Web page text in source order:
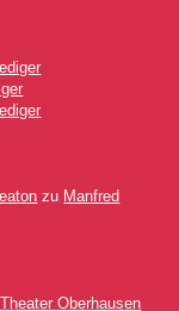
zu Manfred
Oberhausen